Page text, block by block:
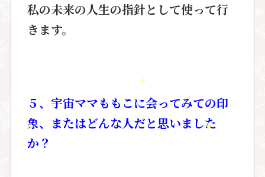
私の未来の人生の指針として使って行
きます。
５、宇宙ママももこに会ってみての印
象、またはどんな人だと思いました
か？